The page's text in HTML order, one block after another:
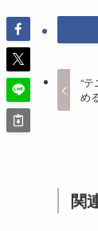
“
め
関